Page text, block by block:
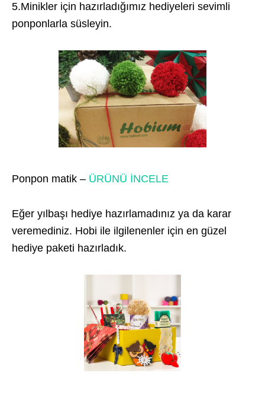
5.Minikler için hazırladığımız hediyeleri sevimli
ponponlarla süsleyin.
Ponpon matik – ÜRÜNÜ İNCELE
Eğer yılbaşı hediye hazırlamadınız ya da karar
veremediniz. Hobi ile ilgilenenler için en güzel
hediye paketi hazırladık.